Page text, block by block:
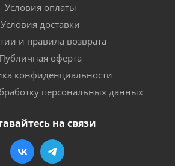
Условия оплаты
Условия доставки
и правила возврата
Публичная оферта
конфиденциальности
персональных данных
на связи